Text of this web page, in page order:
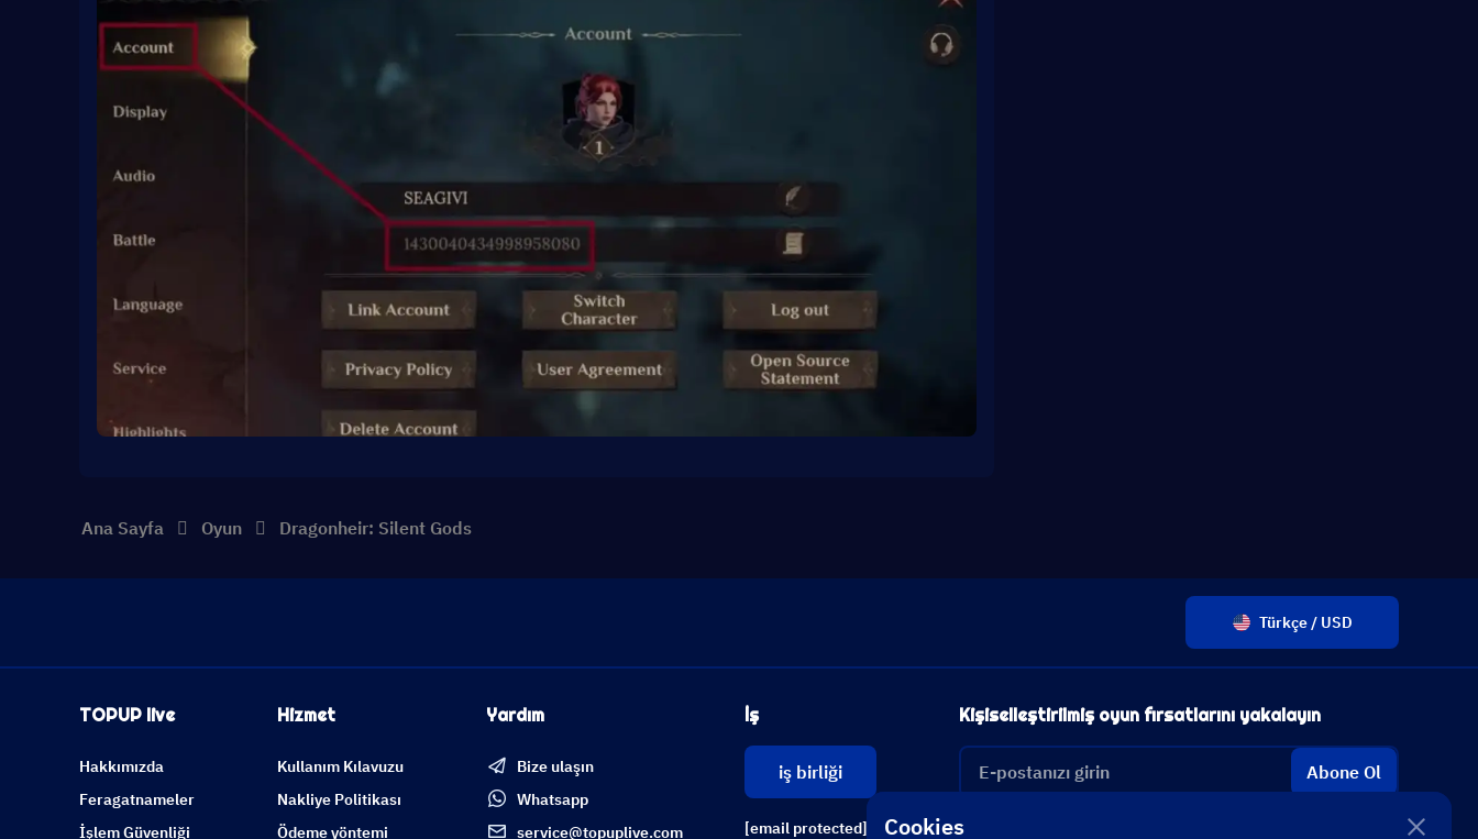
Ana Sayfa Oyun Dragonheir: Silent Gods
Türkçe / USD
TOPUP live
Hakkımızda
Feragatnameler
İşlem Güvenliği
Hizmet
Kullanım Kılavuzu
Nakliye Politikası
Ödeme yöntemi
Yardım
Bize ulaşın
Whatsapp
service@topuplive.com
İş
iş birliği
[email protected]
Kişiselleştirilmiş oyun fırsatlarını yakalayın
Abone Ol
Cookies